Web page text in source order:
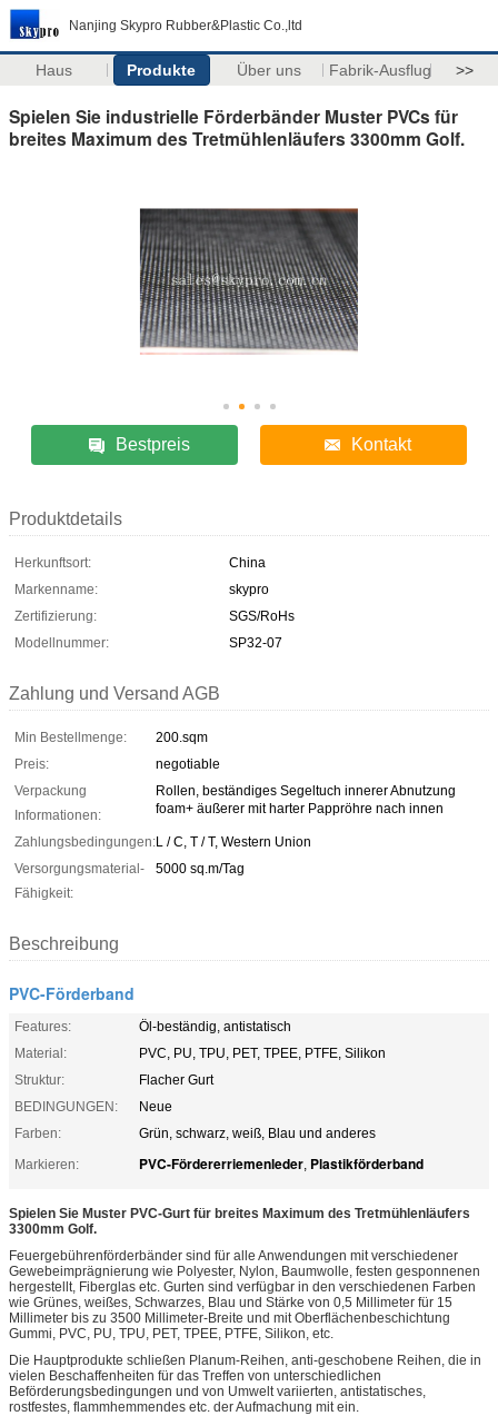
Nanjing Skypro Rubber&Plastic Co.,ltd
Haus Produkte Über uns Fabrik-Ausflug >>
Spielen Sie industrielle Förderbänder Muster PVCs für
breites Maximum des Tretmühlenläufers 3300mm Golf.
Bestpreis Kontakt
Produktdetails
Herkunftsort:
China
Markenname:
skypro
Zertifizierung:
SGS/RoHs
Modellnummer:
SP32-07
Zahlung und Versand AGB
Min Bestellmenge:
200.sqm
Preis:
negotiable
Verpackung
Informationen:
Rollen, beständiges Segeltuch innerer Abnutzung
foam+ äußerer mit harter Pappröhre nach innen
Zahlungsbedingungen:L / C, T / T, Western Union
Versorgungsmaterial-
Fähigkeit:
5000 sq.m/Tag
Beschreibung
PVC-Förderband
Features:
Öl-beständig, antistatisch
Material:
PVC, PU, TPU, PET, TPEE, PTFE, Silikon
Struktur:
Flacher Gurt
BEDINGUNGEN:
Neue
Farben:
Grün, schwarz, weiß, Blau und anderes
Markieren:
PVC-Fördererriemenleder, Plastikförderband
Spielen Sie Muster PVC-Gurt für breites Maximum des Tretmühlenläufers
3300mm Golf.
Feuergebührenförderbänder sind für alle Anwendungen mit verschiedener
Gewebeimprägnierung wie Polyester, Nylon, Baumwolle, festen gesponnenen
hergestellt, Fiberglas etc. Gurten sind verfügbar in den verschiedenen Farben
wie Grünes, weißes, Schwarzes, Blau und Stärke von 0,5 Millimeter für 15
Millimeter bis zu 3500 Millimeter-Breite und mit Oberflächenbeschichtung
Gummi, PVC, PU, TPU, PET, TPEE, PTFE, Silikon, etc.
Die Hauptprodukte schließen Planum-Reihen, anti-geschobene Reihen, die in
vielen Beschaffenheiten für das Treffen von unterschiedlichen
Beförderungsbedingungen und von Umwelt variierten, antistatisches,
rostfestes, flammhemmendes etc. der Aufmachung mit ein.